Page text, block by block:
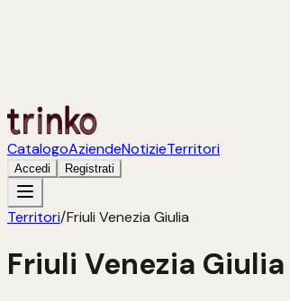
CatalogoAziendeNotizieTerritori
Accedi Registrati
Territori/Friuli Venezia Giulia
Friuli Venezia Giulia